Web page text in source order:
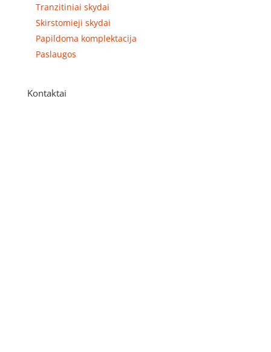
Tranzitiniai skydai
Skirstomieji skydai
Papildoma komplektacija
Paslaugos
Kontaktai